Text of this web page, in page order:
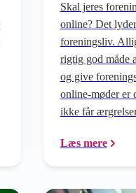
Skal jeres
online? Det
foreningsliv.
rigtig god måde
og give
online-møder er
ikke får
Læs mere